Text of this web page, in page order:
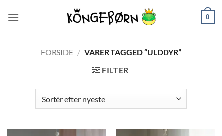
0
FORSIDE / VARER TAGGED “ULDDYR”
FILTER